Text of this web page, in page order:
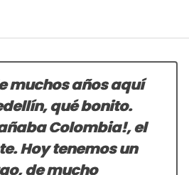
muchos años aquí
qué bonito.
Colombia!, el
Hoy tenemos un
de mucho